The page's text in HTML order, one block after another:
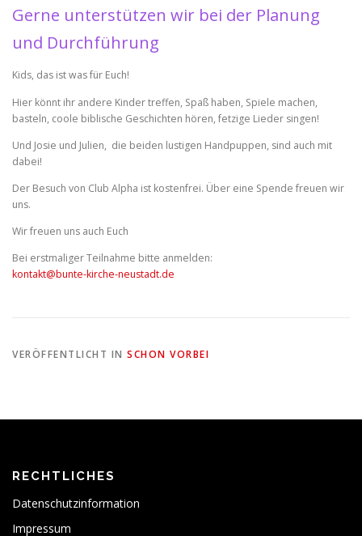
Gerne unterstützen wir bei der Planung
und Durchführung
Kids, das ist was für Euch!
Hier könnt ihr andere Kinder treffen, Spaß haben, Spiele machen,
basteln, coole biblische Geschichten hören, fetzige Lieder singen!
Und Josie und Julien, die beiden lustigen Handpuppen, sind auch mit
dabei!
Der Besuch von Club Alpha ist kostenfrei. Über eine Spende freuen wir
uns.
Wir freuen uns auch Euch
Bei erstmaliger Teilnahme bitte anmelden:
kontakt@bunte-kirche-neustadt.de
VERÖFFENTLICHT IN SCHON VORBEI
RECHTLICHES
Datenschutzinformation
Impressum